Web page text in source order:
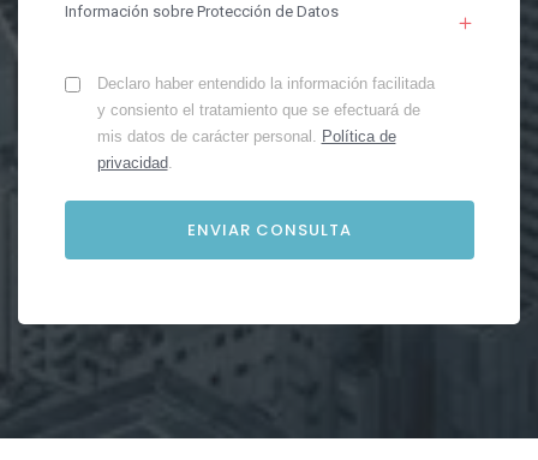
Información sobre Protección de Datos
Declaro haber entendido la información facilitada
y consiento el tratamiento que se efectuará de
mis datos de carácter personal. Política de
privacidad.